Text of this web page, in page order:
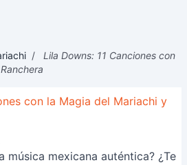
/
Lila Downs: 11 Canciones con
con la Magia del Mariachi y
música mexicana auténtica? ¿Te